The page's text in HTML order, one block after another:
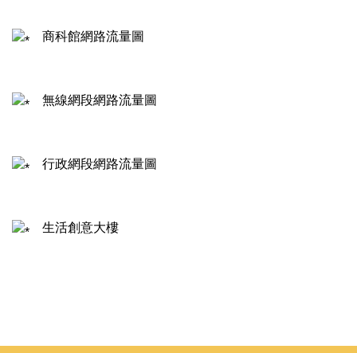
商科館網路流量圖
無線網段網路流量圖
行政網段網路流量圖
生活創意大樓